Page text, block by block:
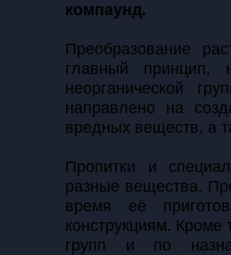
компаунд.
Преобразование
главный принцип,
неорганической
направлено на
вредных веществ, а
Пропитки и
разные вещества.
время её
конструкциям. Кроме
групп и по